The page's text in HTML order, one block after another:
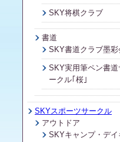
SKY将棋クラブ
書道
SKY書道クラブ墨彩
SKY実用筆ペン書道
ークル｢桜｣
SKYスポーツサークル
アウトドア
SKYキャンプ・デイ